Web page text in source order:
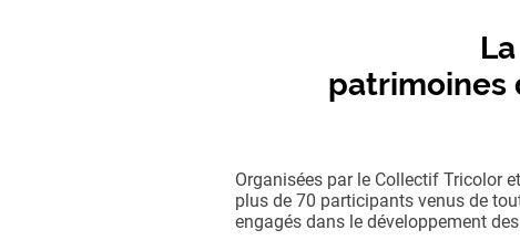
patrimoines
Organisées par le Collectif Tricolor
plus de 70 participants venus de
engagés dans le développement